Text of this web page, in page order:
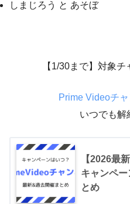
しまじろう と あそぼ
【1/30まで】対象
Prime Videoチ
いつでも解
【2026最
キャンペ
とめ